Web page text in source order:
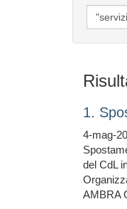
1.
4-mag-
del CdL
AMBRA